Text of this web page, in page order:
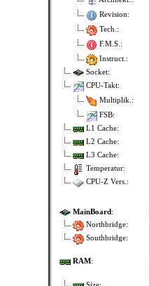
Revision:
Tech.:
F.M.S.:
Instruct.:
Socket:
CPU-Takt:
Multiplik.:
FSB:
L1 Cache:
L2 Cache:
L3 Cache:
Temperatur:
CPU-Z Vers.:
MainBoard:
Northbridge:
Southbridge:
RAM: